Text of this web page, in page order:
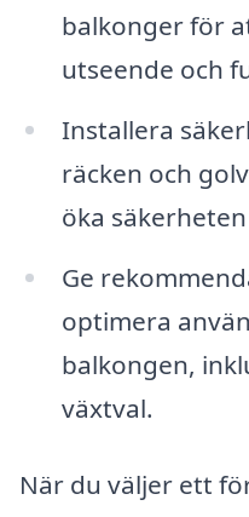
balkonger för
utseende och
Installera
räcken och
öka
Ge
optimera
balkongen,
växtval.
När du väljer ett